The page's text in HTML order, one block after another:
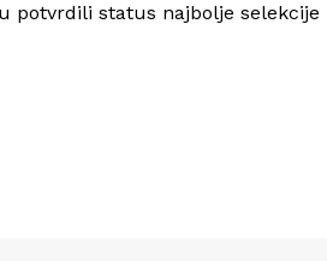
O nama
potvrdili status najbolje selekcije